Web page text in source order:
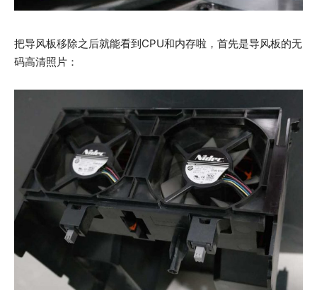
把导风板移除之后就能看到CPU和内存啦，首先是导风板的无
码高清照片：